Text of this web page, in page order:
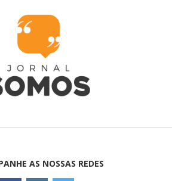
AS NOSSAS REDES